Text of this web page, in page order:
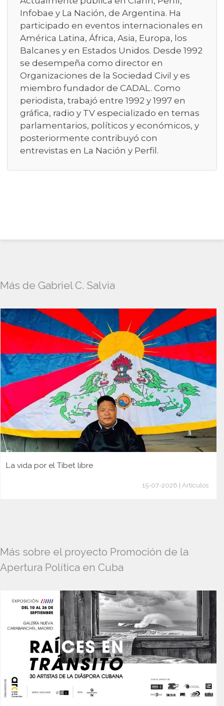
Infobae y La Nación, de Argentina. Ha
participado en eventos internacionales en
América Latina, África, Asia, Europa, los
Balcanes y en Estados Unidos. Desde 1992
se desempeña como director en
Organizaciones de la Sociedad Civil y es
miembro fundador de CADAL. Como
periodista, trabajó entre 1992 y 1997 en
gráfica, radio y TV especializado en temas
parlamentarios, políticos y económicos, y
posteriormente contribuyó con
entrevistas en La Nación y Perfil.
Más de Gabriel C. Salvia
La vida por el Tíbet libre
15-07-2026 | Artículos
Más sobre el proyecto Promoción de la
Apertura Política en Cuba